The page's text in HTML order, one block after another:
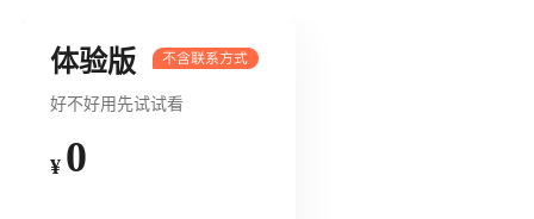
体验版
好不好用先试试看
¥ 0